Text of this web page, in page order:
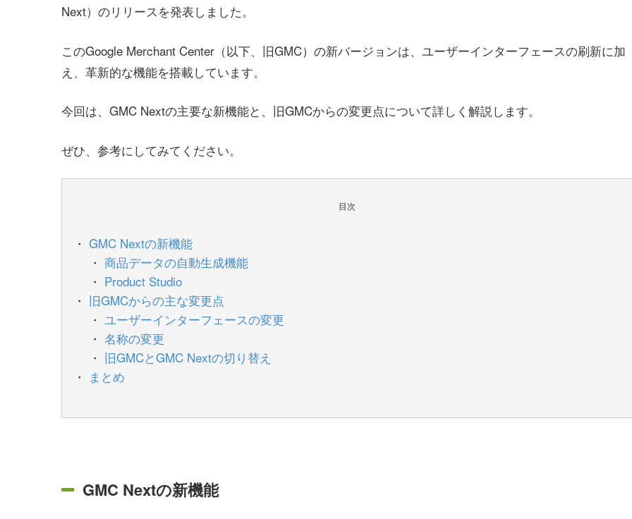
Next）のリリースを発表しました。
このGoogle Merchant Center（以下、旧GMC）の新バージョンは、ユーザーインターフェースの刷新に加
え、革新的な機能を搭載しています。
今回は、GMC Nextの主要な新機能と、旧GMCからの変更点について詳しく解説します。
ぜひ、参考にしてみてください。
目次
GMC Nextの新機能
商品データの自動生成機能
Product Studio
旧GMCからの主な変更点
ユーザーインターフェースの変更
名称の変更
旧GMCとGMC Nextの切り替え
まとめ
GMC Nextの新機能